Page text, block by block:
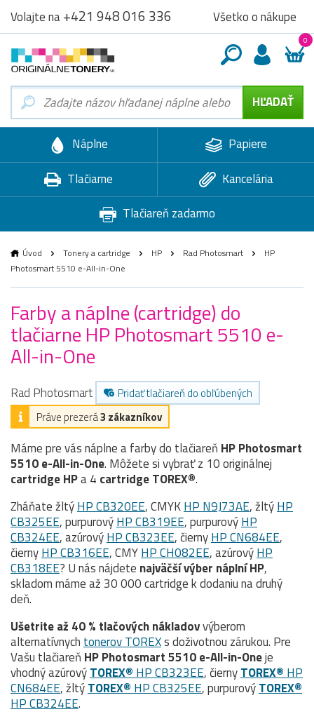
Volajte na+421 948 016 336 Všetko o nákupe
0
Náplne
Papiere
Tlačiarne
Kancelária
Tlačiareň zadarmo
Úvod Tonery a cartridge HP Rad Photosmart
HP
Photosmart 5510 e-All-in-One
Farby a náplne (cartridge) do
tlačiarne HP Photosmart 5510 e-
All-in-One
Rad Photosmart
Pridať tlačiareň do obľúbených
Práve prezerá3 zákazníkov
Máme pre vás náplne a farby do tlačiareň HP Photosmart
5510 e-All-in-One. Môžete si vybrať z 10 originálnej
cartridgeHPa 4 cartridge TOREX®.
Zháňate žltýHP CB320EE, CMYKHP N9J73AE, žltýHP
CB325EE, purpurovýHP CB319EE, purpurovýHP
CB324EE, azúrovýHP CB323EE, čiernyHP CN684EE,
čiernyHP CB316EE, CMYHP CH082EE, azúrovýHP
CB318EE? U nás nájdete najväčší výber náplní HP,
skladom máme až 30 000 cartridge k dodaniu na druhý
deň.
Ušetrite až 40 % tlačových nákladovvýberom
alternatívnychtonerov TOREXs doživotnou zárukou. Pre
Vašu tlačiareň HP Photosmart 5510 e-All-in-Oneje
vhodný azúrovýTOREX®HP CB323EE, čiernyTOREX®HP
CN684EE, žltýTOREX®HP CB325EE, purpurovýTOREX®
HP CB324EE.